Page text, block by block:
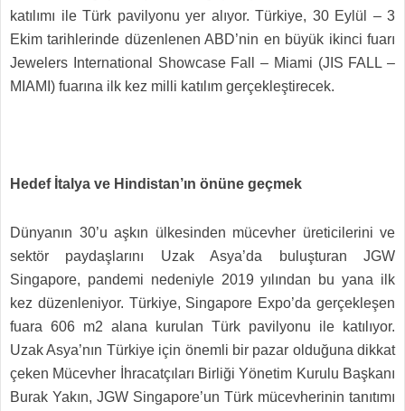
katılımı ile Türk pavilyonu yer alıyor. Türkiye, 30 Eylül – 3
Ekim tarihlerinde düzenlenen ABD’nin en büyük ikinci fuarı
Jewelers International Showcase Fall – Miami (JIS FALL –
MIAMI) fuarına ilk kez milli katılım gerçekleştirecek.
Hedef İtalya ve Hindistan’ın önüne geçmek
Dünyanın 30’u aşkın ülkesinden mücevher üreticilerini ve
sektör paydaşlarını Uzak Asya’da buluşturan JGW
Singapore, pandemi nedeniyle 2019 yılından bu yana ilk
kez düzenleniyor. Türkiye, Singapore Expo’da gerçekleşen
fuara 606 m2 alana kurulan Türk pavilyonu ile katılıyor.
Uzak Asya’nın Türkiye için önemli bir pazar olduğuna dikkat
çeken Mücevher İhracatçıları Birliği Yönetim Kurulu Başkanı
Burak Yakın, JGW Singapore’un Türk mücevherinin tanıtımı